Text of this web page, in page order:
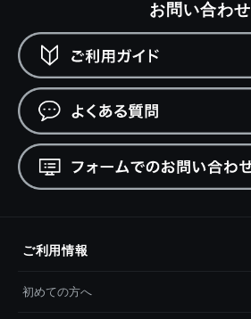
お問い合わせ
ご利用情報
初めての方へ